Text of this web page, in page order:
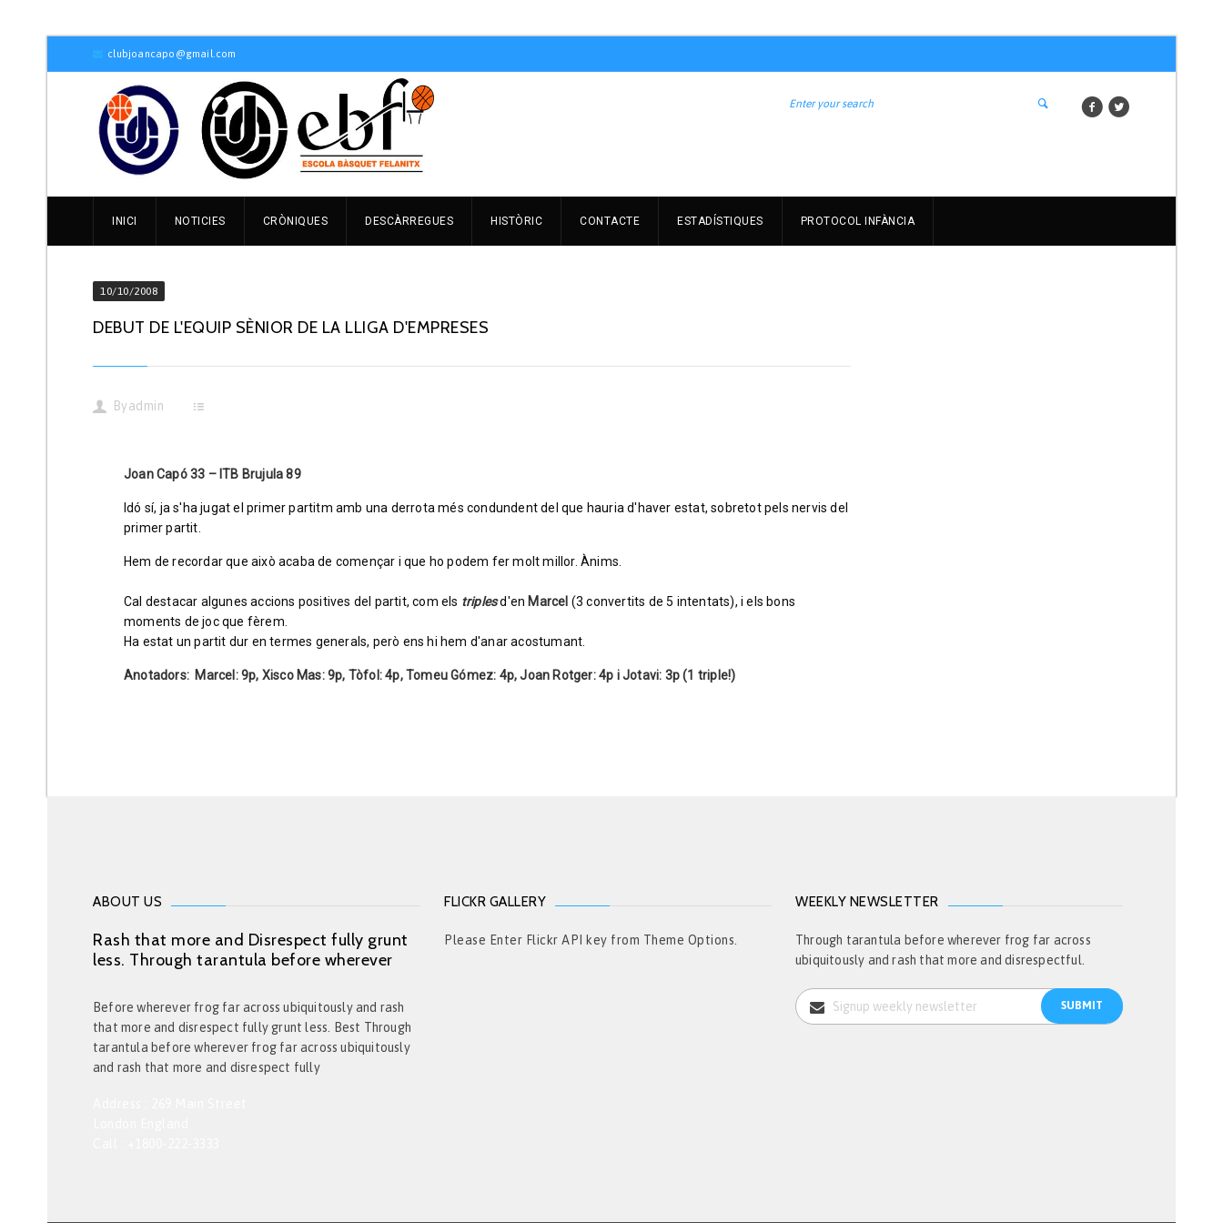
clubjoancapo@gmail.com
INICI NOTICIES CRÒNIQUES DESCÀRREGUES HISTÒRIC CONTACTE ESTADÍSTIQUES PROTOCOL INFÀNCIA
10/10/2008
DEBUT DE L'EQUIP SÈNIOR DE LA LLIGA D'EMPRESES
Byadmin
Joan Capó 33 – ITB Brujula 89
Idó sí, ja s'ha jugat el primer partitm amb una derrota més condundent del que hauria d'haver estat, sobretot pels nervis del
primer partit.
Hem de recordar que això acaba de començar i que ho podem fer molt millor. Ànims.
Cal destacar algunes accions positives del partit, com els triplesd'en Marcel (3 convertits de 5 intentats), i els bons
moments de joc que fèrem.
Ha estat un partit dur en termes generals, però ens hi hem d'anar acostumant.
Anotadors: Marcel: 9p, Xisco Mas: 9p, Tòfol: 4p, Tomeu Gómez: 4p, Joan Rotger: 4p i Jotavi: 3p (1 triple!)
ABOUT US
Rash that more and Disrespect fully grunt
less. Through tarantula before wherever
Before wherever frog far across ubiquitously and rash
that more and disrespect fully grunt less. Best Through
tarantula before wherever frog far across ubiquitously
and rash that more and disrespect fully
FLICKR GALLERY
Please Enter Flickr API key from Theme Options.
WEEKLY NEWSLETTER
Through tarantula before wherever frog far across
ubiquitously and rash that more and disrespectful.